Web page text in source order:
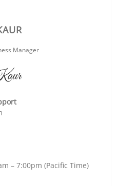
Manager
– 7:00pm (Pacific Time)